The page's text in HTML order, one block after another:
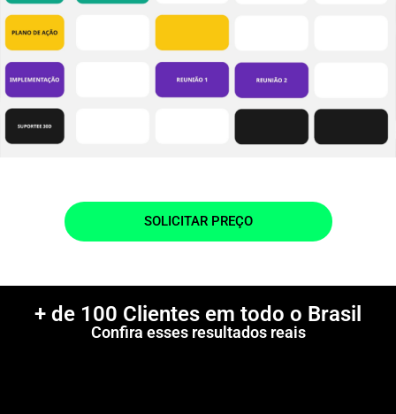
SOLICITAR PREÇO
+ de 100 Clientes em todo o Brasil
Confira esses resultados reais